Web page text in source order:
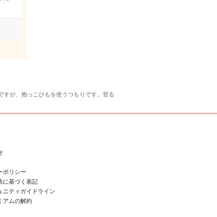
が、抱っこひもを使うつもりです。登る
ポリシー
に基づく表記
ニティガイドライン
アムの解約